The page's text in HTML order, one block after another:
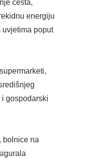
cesta,
energiju
uvjetima poput
gospodarski
bolnice na